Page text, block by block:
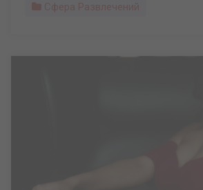
Сфера Развлечений